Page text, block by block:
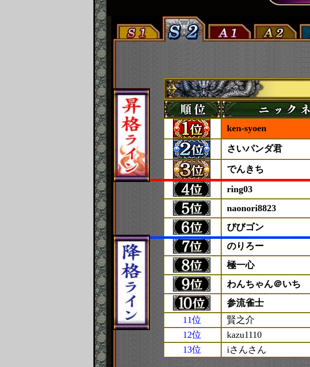
ken-syoen
さいパンダ君
でんきち
ring03
naonori8823
びびゴン
のりろー
極一心
わんちゃん＠いち
参流雀士
11位
賢之介
12位
kazu1110
13位
iさんさん